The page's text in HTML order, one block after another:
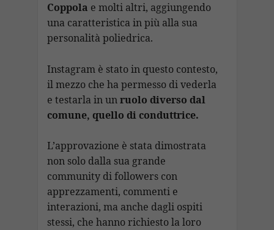
Coppola e molti altri, aggiungendo
una caratteristica in più alla sua
personalità poliedrica.
Instagram è stato in questo contesto,
il mezzo che ha permesso di vederla
e testarla in unruolo diverso dal
comune, quello di conduttrice.
L’approvazione è stata dimostrata
non solo dalla sua grande
community di followers con
apprezzamenti, commenti e
interazioni, ma anche dagli ospiti
stessi, che hanno richiesto la loro